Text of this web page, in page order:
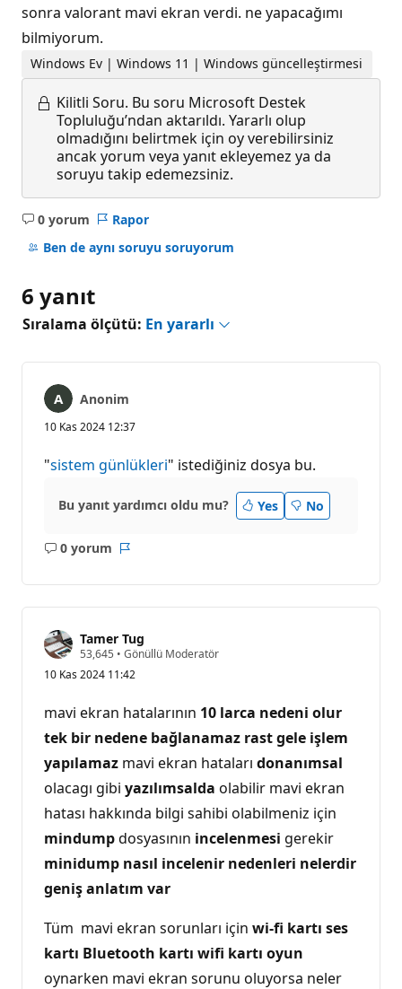
sonra valorant mavi ekran verdi. ne yapacağımı
bilmiyorum.
Windows Ev | Windows 11 | Windows güncelleştirmesi
Kilitli Soru. Bu soru Microsoft Destek
Topluluğu’ndan aktarıldı. Yararlı olup
olmadığını belirtmek için oy verebilirsiniz
ancak yorum veya yanıt ekleyemez ya da
soruyu takip edemezsiniz.
0 yorum
Açıklama
yok
Rapor
Ben de aynı soruyu soruyorum
6 yanıt
Sıralama ölçütü: En yararlı
Anonim
10 Kas 2024 12:37
"sistem günlükleri" istediğiniz dosya bu.
Bu yanıt yardımcı oldu mu? Yes No
0 yorum
Açıklama
Tamer Tug
53,645 S
y
ı
n
l
ı
k
u
n
• Gönüllü Moderatör
10 Kas 2024 11:42
mavi ekran hatalarının 10 larca nedeni olur
tek bir nedene bağlanamaz rast gele işlem
yapılamaz mavi ekran hataları donanımsal
olacagı gibi yazılımsalda olabilir mavi ekran
hatası hakkında bilgi sahibi olabilmeniz için
mindumpdosyasının incelenmesi gerekir
minidump nasıl incelenir nedenleri nelerdir
geniş anlatım var
Tüm mavi ekran sorunları için wi-fi kartı ses
kartı Bluetooth kartı wifi kartı oyun
oynarken mavi ekran sorunu oluyorsa neler